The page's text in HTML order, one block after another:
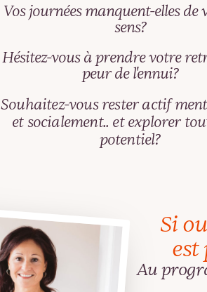
Vos journées manquent-elles de
sens?
Hésitez-vous à prendre votre
peur de l'ennui?
Souhaitez-vous rester actif
et socialement.. et explorer
potentiel?
Si
est
Au